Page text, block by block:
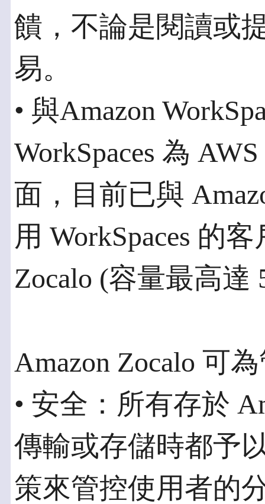
饋，不論是閱讀或
易。
• 與Amazon
WorkSpaces 為
面，目前已與
用 WorkSpaces 的
Zocalo (容量最高達
Amazon Zocalo 可
• 安全：所有存於
傳輸或存儲時都予
策來管控使用者的